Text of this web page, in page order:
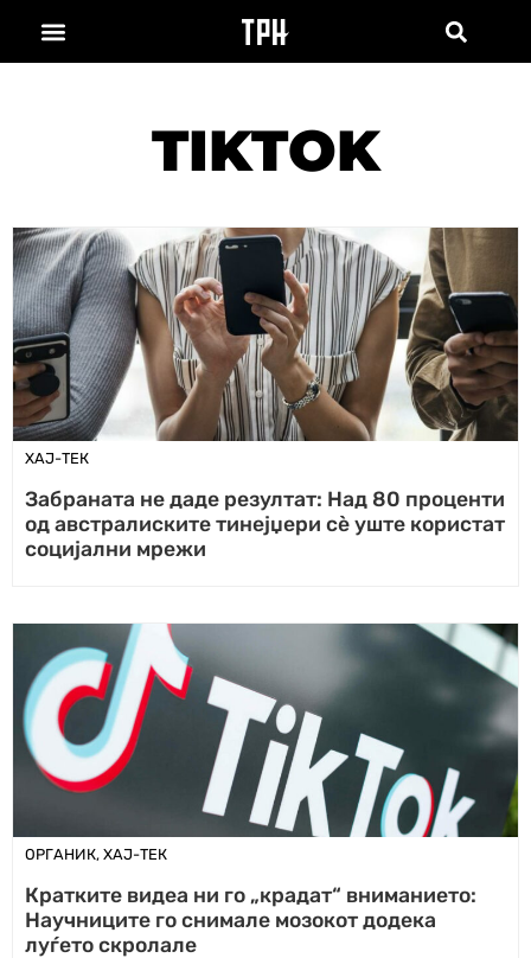
TIKTOK
ХАЈ-ТЕК
Забраната не даде резултат: Над 80 проценти
од австралиските тинејџери сè уште користат
социјални мрежи
ОРГАНИК, ХАЈ-ТЕК
Кратките видеа ни го „крадат“ вниманието:
Научниците го снимале мозокот додека
луѓето скролале